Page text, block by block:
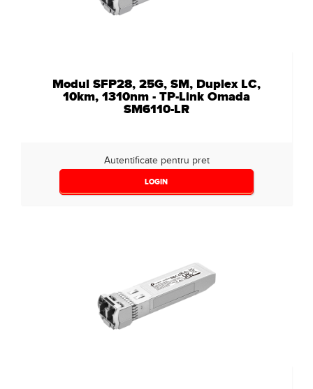
Modul SFP28, 25G, SM, Duplex LC,
10km, 1310nm - TP-Link Omada
SM6110-LR
Autentificate pentru pret
LOGIN